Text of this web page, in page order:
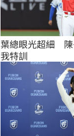
葉總眼光超細　
我特訓